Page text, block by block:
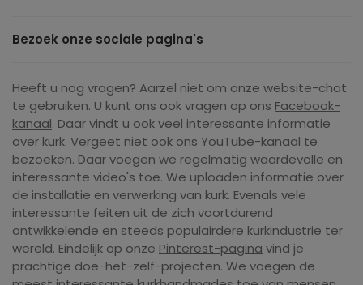
Bezoek onze sociale pagina's
Heeft u nog vragen? Aarzel niet om onze website-chat
te gebruiken. U kunt ons ook vragen op ons Facebook-
kanaal. Daar vindt u ook veel interessante informatie
over kurk. Vergeet niet ook ons ​​ YouTube-kanaal te
bezoeken. Daar voegen we regelmatig waardevolle en
interessante video's toe. We uploaden informatie over
de installatie en verwerking van kurk. Evenals vele
interessante feiten uit de zich voortdurend
ontwikkelende en steeds populairdere kurkindustrie ter
wereld. Eindelijk op onze Pinterest-pagina vind je
prachtige doe-het-zelf-projecten. We voegen de